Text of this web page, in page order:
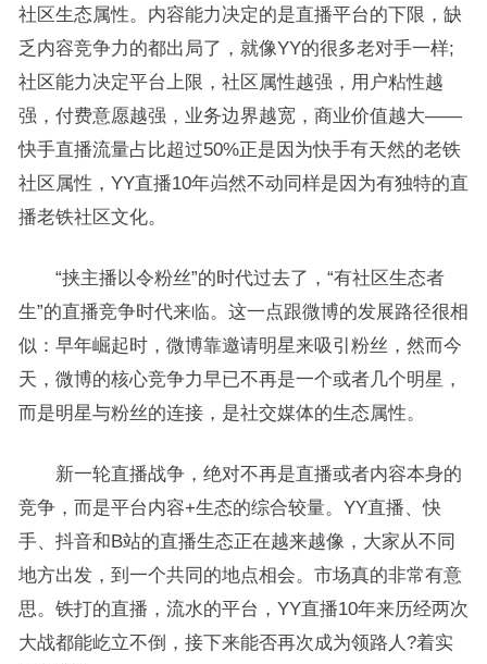
社区生态属性。内容能力决定的是直播平台的下限，缺
乏内容竞争力的都出局了，就像YY的很多老对手一样;
社区能力决定平台上限，社区属性越强，用户粘性越
强，付费意愿越强，业务边界越宽，商业价值越大——
快手直播流量占比超过50%正是因为快手有天然的老铁
社区属性，YY直播10年岿然不动同样是因为有独特的直
播老铁社区文化。
“挟主播以令粉丝”的时代过去了，“有社区生态者
生”的直播竞争时代来临。这一点跟微博的发展路径很相
似：早年崛起时，微博靠邀请明星来吸引粉丝，然而今
天，微博的核心竞争力早已不再是一个或者几个明星，
而是明星与粉丝的连接，是社交媒体的生态属性。
新一轮直播战争，绝对不再是直播或者内容本身的
竞争，而是平台内容+生态的综合较量。YY直播、快
手、抖音和B站的直播生态正在越来越像，大家从不同
地方出发，到一个共同的地点相会。市场真的非常有意
思。铁打的直播，流水的平台，YY直播10年来历经两次
大战都能屹立不倒，接下来能否再次成为领路人?着实